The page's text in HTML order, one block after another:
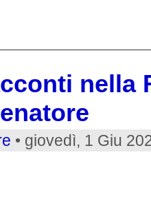
nella
• giovedì, 1 Giu